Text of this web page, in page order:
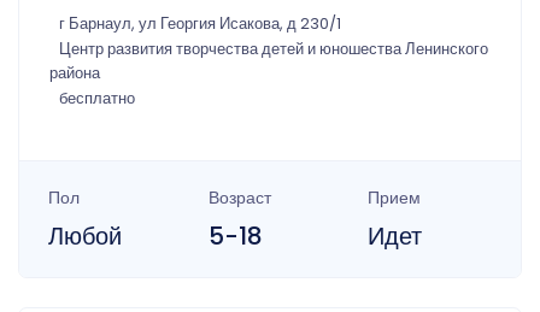
г Барнаул, ул Георгия Исакова, д 230/1
Центр развития творчества детей и юношества Ленинского
района
бесплатно
Пол
Любой
Возраст
5-18
Прием
Идет